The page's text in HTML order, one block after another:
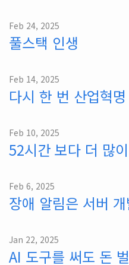
Feb 24, 2025
풀스택 인생
Feb 14, 2025
다시 한 번 산업혁명
Feb 10, 2025
52시간 보다 더 많
Feb 6, 2025
장애 알림은 서버
Jan 22, 2025
AI 도구를 써도 돈